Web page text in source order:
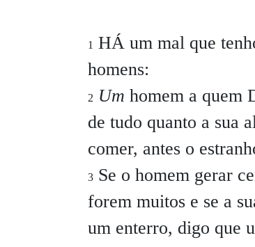
1 HÁ um mal que
homens:
2 Um homem a quem
de tudo quanto a sua
comer, antes o
3 Se o homem gerar
forem muitos e se a
um enterro, digo que